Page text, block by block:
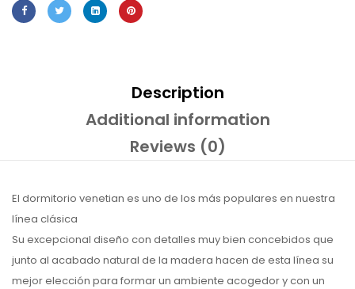
Description
Additional information
Reviews (0)
El dormitorio venetian es uno de los más populares en nuestra
línea clásica
Su excepcional diseño con detalles muy bien concebidos que
junto al acabado natural de la madera hacen de esta línea su
mejor elección para formar un ambiente acogedor y con un